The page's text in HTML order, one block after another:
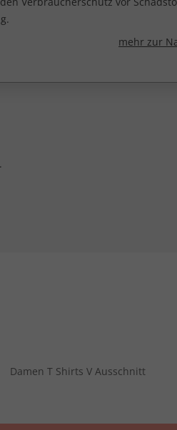
mehr zur
Damen T Shirts V Ausschnitt